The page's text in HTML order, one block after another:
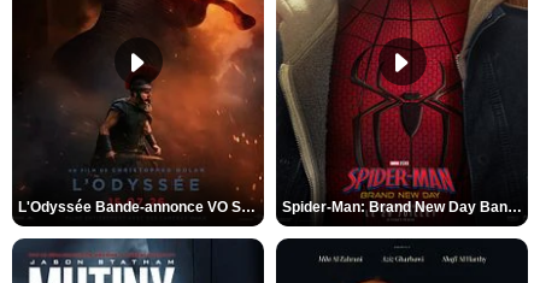
L'Odyssée Bande-annonce VO STFR Spider-Man: Brand New Day Bande-annonce VO STFR